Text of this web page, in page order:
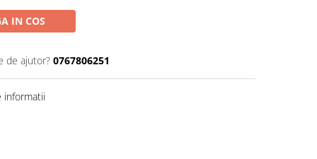
IN COS
de ajutor? 0767806251
informatii